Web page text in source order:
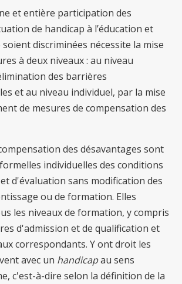
et entière participation des
de handicap à l’éducation et
soient discriminées nécessite la mise
à deux niveaux : au niveau
des barrières
et au niveau individuel, par la mise
de mesures de compensation des
des désavantages sont
individuelles des conditions
d'évaluation sans modification des
ou de formation. Elles
les niveaux de formation, y compris
d'admission et de qualification et
correspondants. Y ont droit les
avec un handicapau sens
c'est-à-dire selon la définition de la